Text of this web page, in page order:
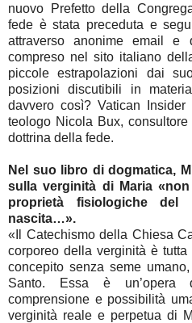
nuovo Prefetto della
fede è stata preceduta e
attraverso anonime email
compreso nel sito italiano
piccole estrapolazioni dai
posizioni discutibili in
davvero così? Vatican
teologo Nicola Bux,
dottrina della fede.
Nel suo libro di dogmatica,
sulla verginità di Maria
proprietà fisiologiche del
nascita…».
«Il Catechismo della Chiesa
corporeo della verginità è
concepito senza seme
Santo. Essa è un’opera
comprensione e possibilità
verginità reale e perpetua di